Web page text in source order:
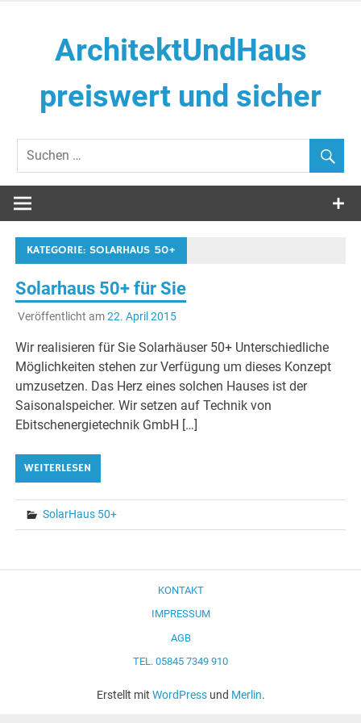
ArchitektUndHaus
preiswert und sicher
KATEGORIE: SOLARHAUS 50+
Solarhaus 50+ für Sie
Veröffentlicht am22. April 2015
Wir realisieren für Sie Solarhäuser 50+ Unterschiedliche
Möglichkeiten stehen zur Verfügung um dieses Konzept
umzusetzen. Das Herz eines solchen Hauses ist der
Saisonalspeicher. Wir setzen auf Technik von
Ebitschenergietechnik GmbH […]
WEITERLESEN
SolarHaus 50+
KONTAKT
IMPRESSUM
AGB
TEL. 05845 7349 910
Erstellt mit WordPressund Merlin.